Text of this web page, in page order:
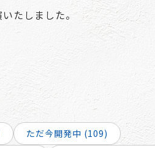
たしました。
ただ今開発中 (109)